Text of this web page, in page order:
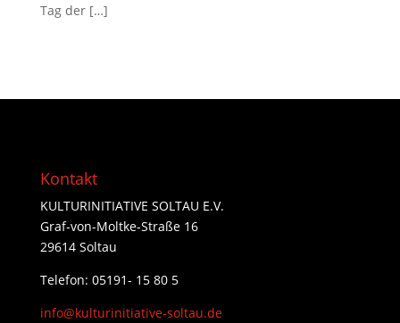
Tag der […]
Kontakt
KULTURINITIATIVE SOLTAU E.V.
Graf-von-Moltke-Straße 16
29614 Soltau
Telefon: 05191- 15 80 5
info@kulturinitiative-soltau.de